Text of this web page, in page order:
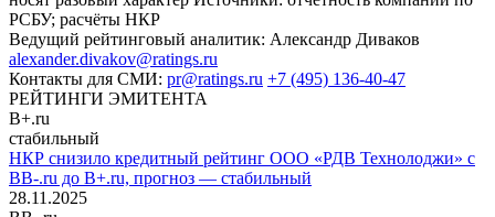
РСБУ; расчёты НКР
Ведущий рейтинговый аналитик: Александр Диваков
alexander.divakov@ratings.ru
Контакты для СМИ: pr@ratings.ru +7 (495) 136-40-47
РЕЙТИНГИ ЭМИТЕНТА
B+.ru
стабильный
НКР снизило кредитный рейтинг ООО «РДВ Технолоджи» с
BB-.ru до B+.ru, прогноз — стабильный
28.11.2025